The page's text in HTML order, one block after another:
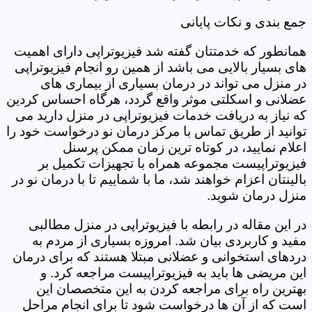
جمع بندی و نکات پایانی
همانطور که خدمتتان گفته شد فیزیوتراپی دارای اهمیت
های بسیار بالایی می باشد از همین رو انجام فیزیوتراپی
در منزل می تواند در درمان بسیاری از بیماری های
عضلانی و اسکلتی موثر واقع گردد، هرگاه احساس کردین
که نیاز به دریافت خدمات فیزیوتراپی در منزل دارید می
توانید از طریق تماس با مرکز درمان نو درخواست خود را
اعلام نمایید، در کوتاه ترین زمان ممکن پرسنل
فیزیوتراپیست مجموعه همراه با تجهیزات تکمیل بر
بالینتان اعزام خواهند شد، ما با شماییم تا با درمان نو در
منزل درمان شوید.
در این مقاله در رابطه با فیزیوتراپی در منزل مطالبی
مفید و کاربردی بیان شد. امروزه بسیاری از مردم به
دردهای استخوانی و عضلانی مبتلا هستند که برای درمان
این مریضی ها باید به فیزیوتراپیست مراجعه کرد. و
بهترین راه برای مراجعه کردن به این متخصصان این
است که از آن ها درخواست شود تا برای انجام مراحل